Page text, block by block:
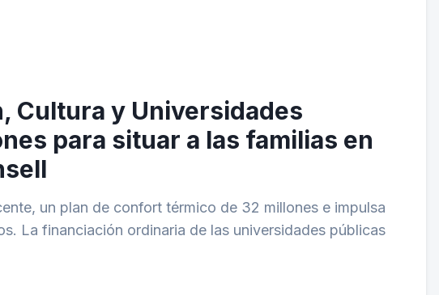
Cultura y Universidades
para situar a las familias en
un plan de confort térmico de 32 millones e impulsa
La financiación ordinaria de las universidades públicas